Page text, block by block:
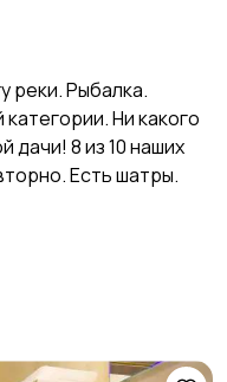
реки. Рыбалка.
Ни какого
дачи! 8 из 10 наших
Есть шатры.